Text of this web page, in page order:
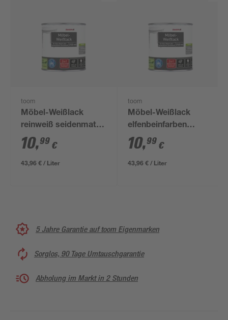
toom
Möbel-Weißlack
reinweiß seidenmatt
250 ml
10,99 €
43,96 € / Liter
toom
Möbel-Weißlack
elfenbeinfarben
seidenmatt 250 ml
10,99 €
43,96 € / Liter
5 Jahre Garantie auf toom Eigenmarken
Sorglos, 90 Tage Umtauschgarantie
Abholung im Markt in 2 Stunden